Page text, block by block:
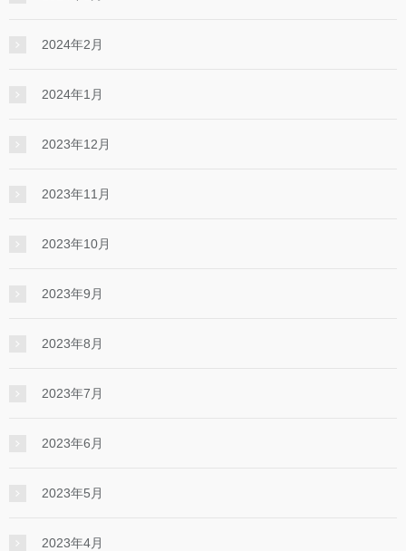
2024年2月
2024年1月
2023年12月
2023年11月
2023年10月
2023年9月
2023年8月
2023年7月
2023年6月
2023年5月
2023年4月